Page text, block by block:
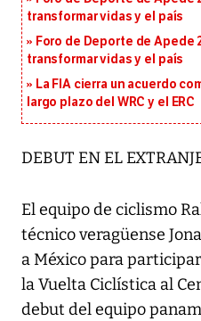
transformar vidas y el país
Foro de Deporte de Apede
transformar vidas y el país
La FIA cierra un acuerdo
largo plazo del WRC y el ERC
DEBUT EN EL
El equipo de ciclismo
técnico veragüense
a México para
la Vuelta Ciclística al
debut del equipo